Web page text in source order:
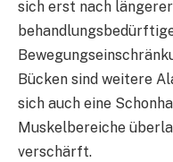
sich erst nach
Bücken sind weitere
sich auch eine
Muskelbereiche
verschärft.